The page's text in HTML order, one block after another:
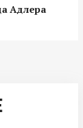
Адлера